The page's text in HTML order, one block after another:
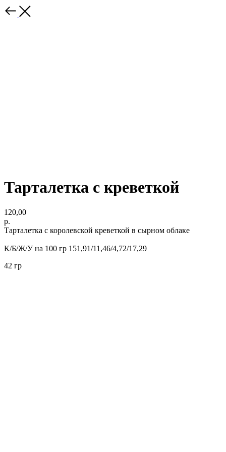
Тарталетка с креветкой
120,00
р.
Тарталетка с королевской креветкой в сырном облаке
К/Б/Ж/У на 100 гр 151,91/11,46/4,72/17,29
42 гр